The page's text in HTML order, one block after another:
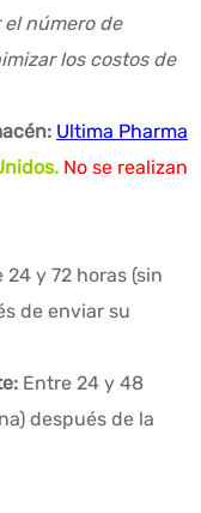
número de
los costos de
Ultima Pharma
No se realizan
24 y 72 horas (sin
de enviar su
Entre 24 y 48
después de la